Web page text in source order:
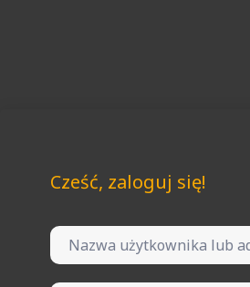
Cześć, zaloguj się!